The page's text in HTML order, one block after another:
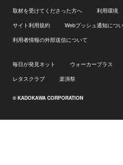
取材を受けてくださった方へ
利用環境
サイト利用規約
Webプッシュ通知につ
利用者情報の外部送信について
毎日が発見ネット ウォーカープラス
レタスクラブ
楽演祭
© KADOKAWA CORPORATION